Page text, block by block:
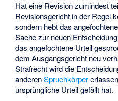
Hat eine Revision zumindest
Revisionsgericht in der Regel
sondern hebt das
Sache zur neuen
das angefochtene Urteil
dem Ausgangsgericht neu
Strafrecht wird die
anderenSpruchkörper
ursprüngliche Urteil gefällt hat.